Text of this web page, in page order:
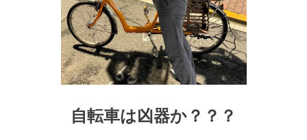
自転車は凶器か？？？